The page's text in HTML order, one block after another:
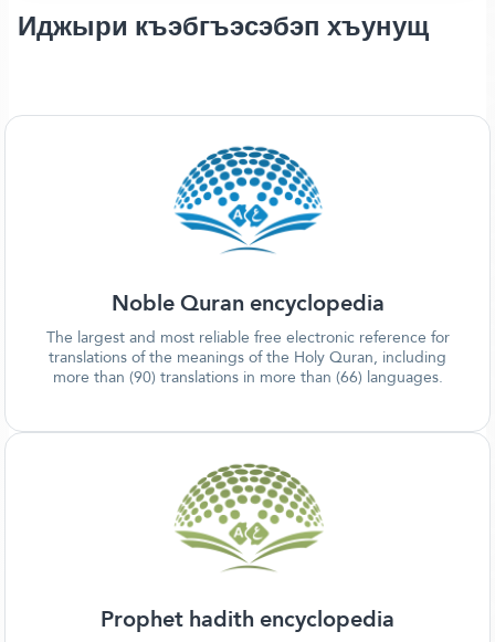
Иджыри къэбгъэсэбэп хъунущ
Noble Quran encyclopedia
The largest and most reliable free electronic reference for
translations of the meanings of the Holy Quran, including
more than (90) translations in more than (66) languages.
Prophet hadith encyclopedia